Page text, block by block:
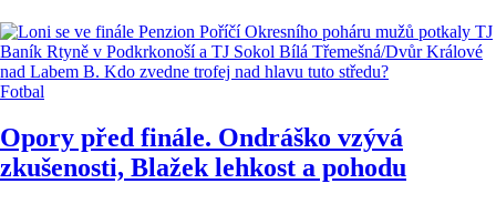
Fotbal
Opory před finále. Ondráško vzývá
zkušenosti, Blažek lehkost a pohodu